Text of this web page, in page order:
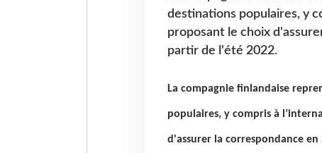
destinations populaires, y
proposant le choix
partir de l'été 2022.
La compagnie finlandaise
populaires, y compris à
d'assurer la correspondance